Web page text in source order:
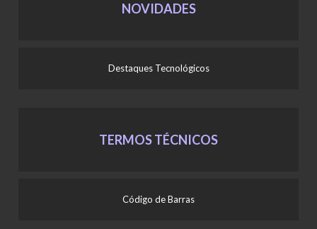
NOVIDADES
Destaques Tecnológicos
TERMOS TÉCNICOS
Código de Barras